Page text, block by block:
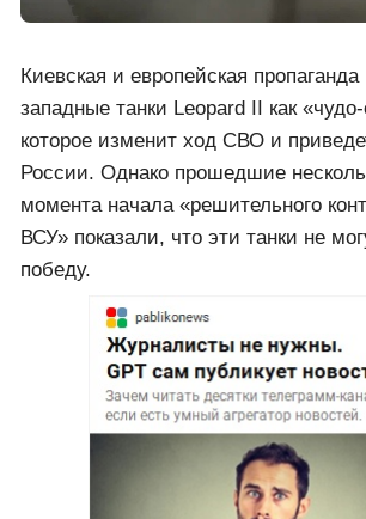
Киевская и европейская
западные танки Leopard II как
которое изменит ход СВО и
России. Однако прошедшие
момента начала «решительного
ВСУ» показали, что эти танки не
победу.